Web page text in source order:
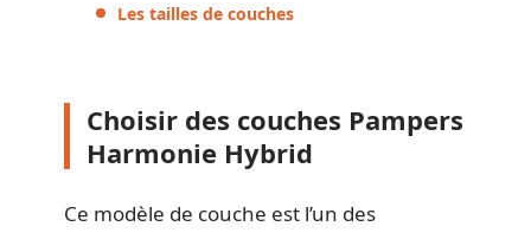
Les tailles de couches
Choisir des couches Pampers
Harmonie Hybrid
Ce modèle de couche est l’un des